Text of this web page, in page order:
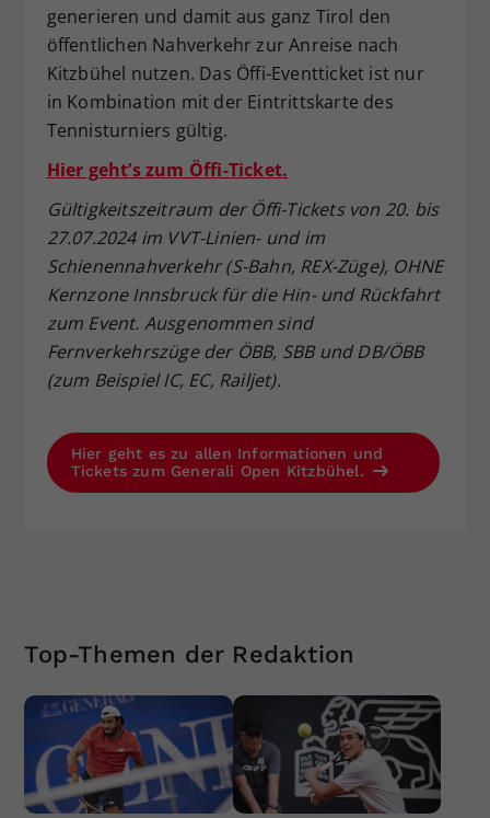
generieren und damit aus ganz Tirol den
öffentlichen Nahverkehr zur Anreise nach
Kitzbühel nutzen. Das Öffi-Eventticket ist nur
in Kombination mit der Eintrittskarte des
Tennisturniers gültig.
Hier geht’s zum Öffi-Ticket.
Gültigkeitszeitraum der Öffi-Tickets von 20. bis
27.07.2024 im VVT-Linien- und im
Schienennahverkehr (S-Bahn, REX-Züge), OHNE
Kernzone Innsbruck für die Hin- und Rückfahrt
zum Event. Ausgenommen sind
Fernverkehrszüge der ÖBB, SBB und DB/ÖBB
(zum Beispiel IC, EC, Railjet).
Hier geht es zu allen Informationen und
Tickets zum Generali Open Kitzbühel.
Top-Themen der Redaktion